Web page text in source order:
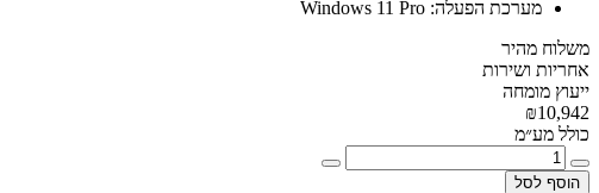
מערכת הפעלה:
משלוח מהיר
אחריות ושירות
ייעוץ מומחה
₪10,942
כולל מע״מ
הוסף לסל